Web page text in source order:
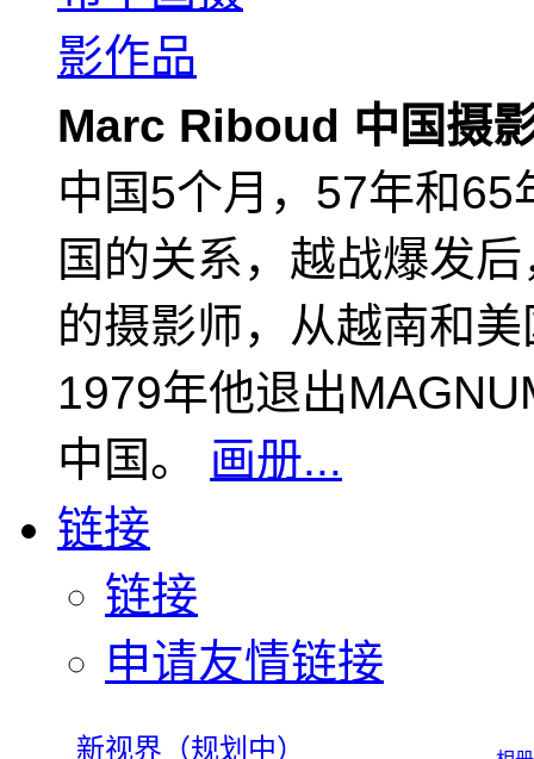
Marc Riboud 中国摄
中国5个月，57年和
国的关系，越战爆发
的摄影师，从越南和
1979年他退出
中国。 画册...
链接
链接
申请友情链接
新视界（规划中）